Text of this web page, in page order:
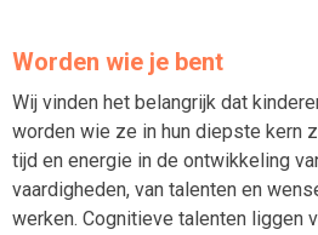
Worden wie je bent
Wij vinden het belangrijk dat
worden wie ze in hun diepste kern
tijd en energie in de ontwikkeling
vaardigheden, van talenten en
werken. Cognitieve talenten liggen